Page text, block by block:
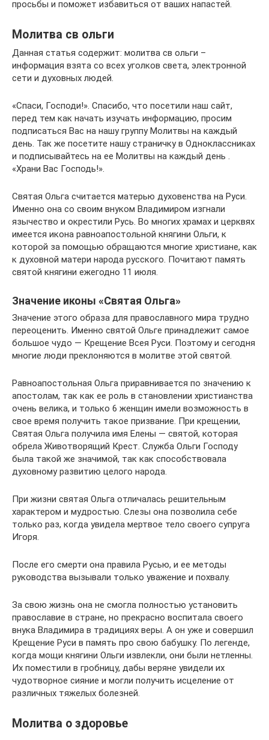
просьбы и поможет избавиться от ваших напастей.
Молитва св ольги
Данная статья содержит: молитва св ольги –
информация взята со вcех уголков света, электронной
сети и духовных людей.
«Спаси, Господи!». Спасибо, что посетили наш сайт,
перед тем как начать изучать информацию, просим
подписаться Вас на нашу группу Молитвы на каждый
день. Так же посетите нашу страничку в Одноклассниках
и подписывайтесь на ее Молитвы на каждый день .
«Храни Вас Господь!».
Святая Ольга считается матерью духовенства на Руси.
Именно она со своим внуком Владимиром изгнали
язычество и окрестили Русь. Во многих храмах и церквях
имеется икона равноапостольной княгини Ольги, к
которой за помощью обращаются многие христиане, как
к духовной матери народа русского. Почитают память
святой княгини ежегодно 11 июля.
Значение иконы «Святая Ольга»
Значение этого образа для православного мира трудно
переоценить. Именно святой Ольге принадлежит самое
большое чудо — Крещение Всея Руси. Поэтому и сегодня
многие люди преклоняются в молитве этой святой.
Равноапостольная Ольга приравнивается по значению к
апостолам, так как ее роль в становлении христианства
очень велика, и только 6 женщин имели возможность в
свое время получить такое призвание. При крещении,
Святая Ольга получила имя Елены — святой, которая
обрела Животворящий Крест. Служба Ольги Господу
была такой же значимой, так как способствовала
духовному развитию целого народа.
При жизни святая Ольга отличалась решительным
характером и мудростью. Слезы она позволила себе
только раз, когда увидела мертвое тело своего супруга
Игоря.
После его смерти она правила Русью, и ее методы
руководства вызывали только уважение и похвалу.
За свою жизнь она не смогла полностью установить
православие в стране, но прекрасно воспитала своего
внука Владимира в традициях веры. А он уже и совершил
Крещение Руси в память про свою бабушку. По легенде,
когда мощи княгини Ольги извлекли, они были нетленны.
Их поместили в гробницу, дабы веряне увидели их
чудотворное сияние и могли получить исцеление от
различных тяжелых болезней.
Молитва о здоровье